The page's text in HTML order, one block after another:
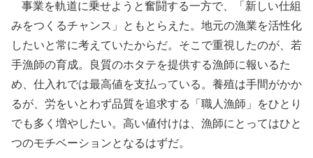
事業を軌道に乗せようと奮闘する一方で、「新しい仕組
みをつくるチャンス」ともとらえた。地元の漁業を活性化
したいと常に考えていたからだ。そこで重視したのが、若
手漁師の育成。良質のホタテを提供する漁師に報いるた
め、仕入れでは最高値を支払っている。養殖は手間がかか
るが、労をいとわず品質を追求する「職人漁師」をひとり
でも多く増やしたい。高い値付けは、漁師にとってはひと
つのモチベーションとなるはずだ。